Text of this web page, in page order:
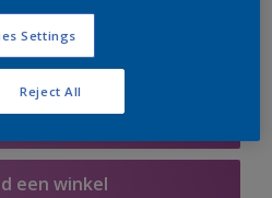
een winkel
Settings
Reject All